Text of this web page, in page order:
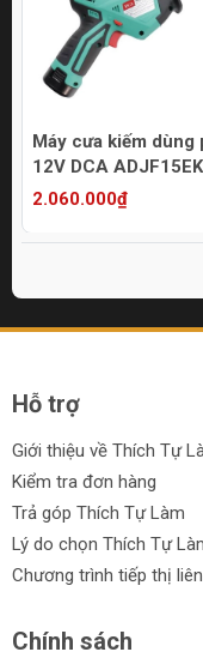
Máy cưa kiếm dùng
12V DCA ADJF15EK
2.060.000₫
Hỗ trợ
Giới thiệu về Thích Tự
Kiểm tra đơn hàng
Trả góp Thích Tự Làm
Lý do chọn Thích Tự
Chương trình tiếp thị
Chính sách